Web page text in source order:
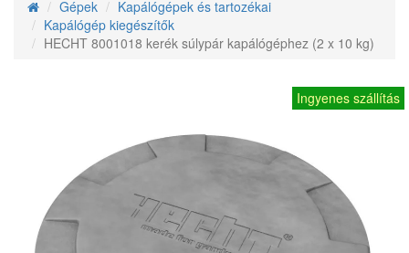
Gépek
Kapálógépek és tartozékai
Kapálógép kiegészítők
HECHT 8001018 kerék súlypár kapálógéphez (2 x 10 kg)
Ingyenes szállítás